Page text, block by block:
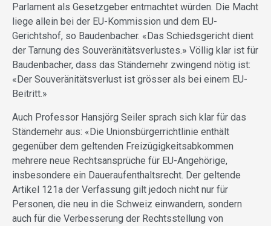
Parlament als Gesetzgeber entmachtet würden. Die Macht
liege allein bei der EU-Kommission und dem EU-
Gerichtshof, so Baudenbacher. «Das Schiedsgericht dient
der Tarnung des Souveränitätsverlustes.» Völlig klar ist für
Baudenbacher, dass das Ständemehr zwingend nötig ist:
«Der Souveränitätsverlust ist grösser als bei einem EU-
Beitritt.»
Auch Professor Hansjörg Seiler sprach sich klar für das
Ständemehr aus: «Die Unionsbürgerrichtlinie ent­hält
gegenüber dem geltenden Freizügigkeitsabkommen
mehrere neue Rechtsansprüche für EU-Angehörige,
insbesondere ein Daueraufenthaltsrecht. Der geltende
Artikel 121a der Verfassung gilt jedoch nicht nur für
Personen, die neu in die Schweiz einwandern, sondern
auch für die Verbesserung der Rechtsstellung von